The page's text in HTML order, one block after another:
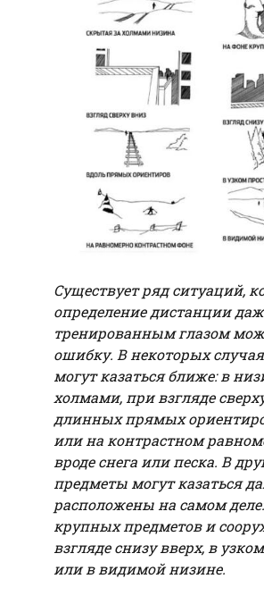
Существует ряд ситуаций,
определение дистанции
тренированным глазом
ошибку. В некоторых
могут казаться ближе: в
холмами, при взгляде
длинных прямых
или на контрастном
вроде снега или песка. В
предметы могут казаться
расположены на самом
крупных предметов и
взгляде снизу вверх, в
или в видимой низине.